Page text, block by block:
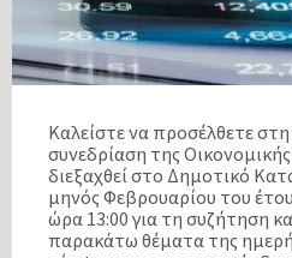
Καλείστε να προσέλθετε
συνεδρίαση της
διεξαχθεί στο Δημοτικό
μηνός Φεβρουαρίου του
ώρα 13:00 για τη συζήτηση
παρακάτω θέματα της